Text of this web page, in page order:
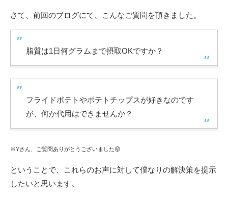
さて、前回のブログにて、こんなご質問を頂きました。
脂質は1日何グラムまで摂取OKですか？
フライドポテトやポテトチップスが好きなのです
が、何か代用はできませんか？
※Yさん、ご質問ありがとうございました😝
ということで、これらのお声に対して僕なりの解決策を提示
したいと思います。